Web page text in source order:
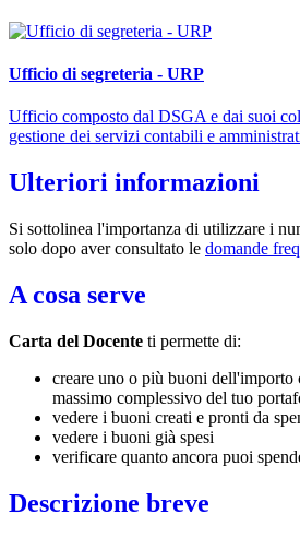
Ufficio di segreteria - URP
Ufficio composto dal DSGA e dai suoi
gestione dei servizi contabili e
Ulteriori informazioni
Si sottolinea l'importanza di utilizzare i
solo dopo aver consultato le domande
A cosa serve
Carta del Docente ti permette di:
creare uno o più buoni dell'importo
massimo complessivo del tuo
vedere i buoni creati e pronti da
vedere i buoni già spesi
verificare quanto ancora puoi
Descrizione breve